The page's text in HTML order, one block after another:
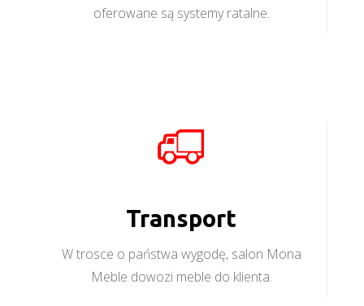
oferowane są systemy ratalne.
Transport
W trosce o państwa wygodę, salon Mona
Meble dowozi meble do klienta.